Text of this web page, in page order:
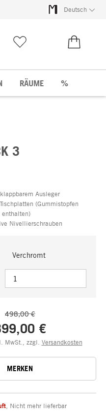
Deutsch
RÄUME %
3
Ausleger
(Gummistopfen
enthalten)
Nivellierschrauben
Verchromt
498,00 €
€
MwSt., zzgl. Versandkosten
MERKEN
, Nicht mehr lieferbar